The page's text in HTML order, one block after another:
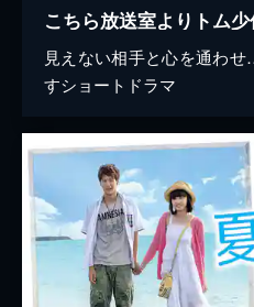
こちら放送室よりトム
見えない相手と心を通わ
すショートドラマ